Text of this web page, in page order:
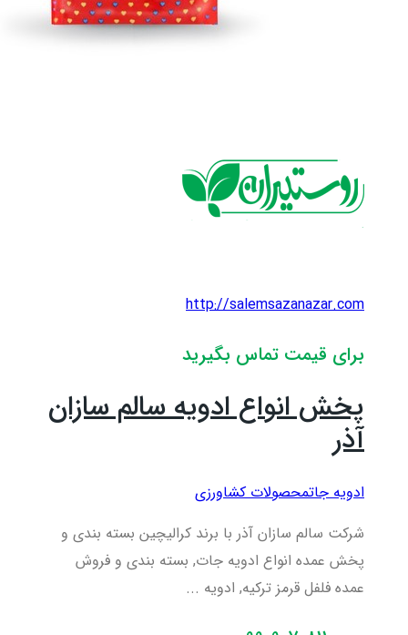
http://salemsazanazar.com
برای قیمت تماس بگیرید
پخش انواع ادویه سالم سازان
آذر
ادویه جاتمحصولات کشاورزی
شرکت سالم سازان آذر با برند کرالیچین بسته بندی و
پخش عمده انواع ادویه جات, بسته بندی و فروش
عمده فلفل قرمز ترکیه, ادویه ...